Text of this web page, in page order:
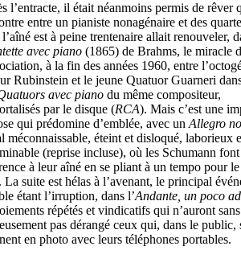
l’entracte, il était néanmoins permis de rêver
entre un pianiste nonagénaire et des
est à peine trentenaire allait renouveler,
avec piano (1865) de Brahms, le miracle
à la fin des années 1960, entre
Rubinstein et le jeune Quatuor Guarneri
avec piano du même compositeur,
par le disque (RCA). Mais c’est une
qui prédomine d’emblée, avec un Allegro
méconnaissable, éteint et disloqué, laborieux
(reprise incluse), où les Schumann font
à leur aîné en se pliant à un tempo pour
La suite est hélas à l’avenant, le principal
étant l’irruption, dans l’Andante, un poco
répétés et vindicatifs qui n’auront
pas dérangé ceux qui, dans le public,
en photo avec leurs téléphones portables.